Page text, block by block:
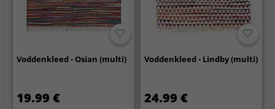
Voddenkleed - Osian (multi)
19.99 €
Voddenkleed - Lindby (multi)
24.99 €